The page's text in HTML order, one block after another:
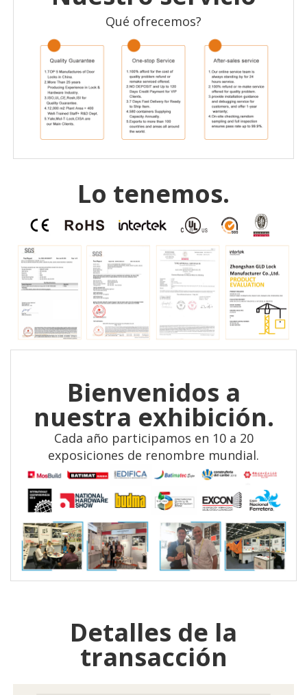
Qué ofrecemos?
Lo tenemos.
Bienvenidos a
nuestra exhibición.
Cada año participamos en 10 a 20
exposiciones de renombre mundial.
Detalles de la
transacción